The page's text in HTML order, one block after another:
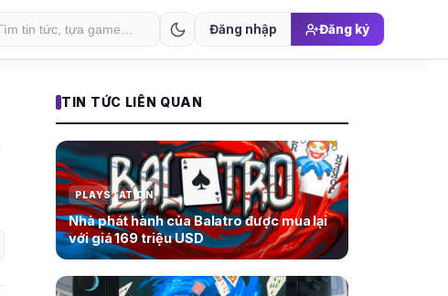
Đăng nhập Đăng ký
TIN TỨC LIÊN QUAN
PLAYSTATION
Nhà phát hành của Balatro được mua lại
với giá 169 triệu USD